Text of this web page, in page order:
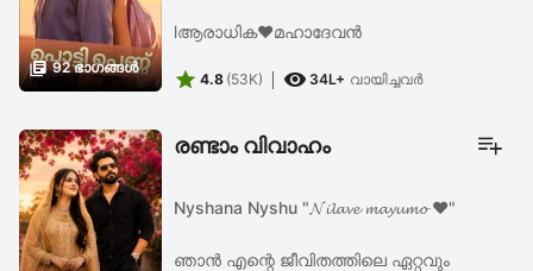
 92 ഭാഗങ്ങള്‍
lആരാധിക❤മഹാദേവൻ
 4.8 (53K)  34L+ വായിച്ചവര്‍
രണ്ടാം വിവാഹം
Nyshana Nyshu "𝓝𝓲𝓵𝓪𝓿𝓮 𝓶𝓪𝔂𝓾𝓶𝓸 ❤️"
ഞാൻ എന്റെ ജീവിതത്തിലെ ഏറ്റവും